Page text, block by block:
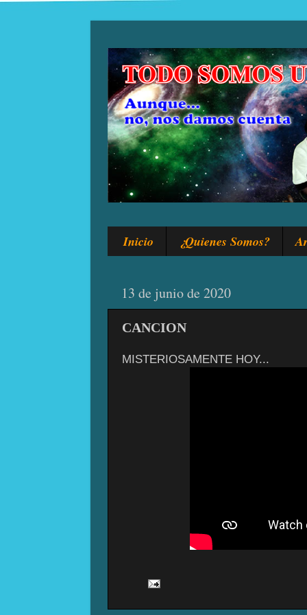
Inicio ¿Quienes Somos?
13 de junio de 2020
CANCION
MISTERIOSAMENTE HOY...